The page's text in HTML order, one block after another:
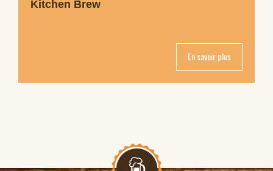
Kitchen Brew
En savoir plus